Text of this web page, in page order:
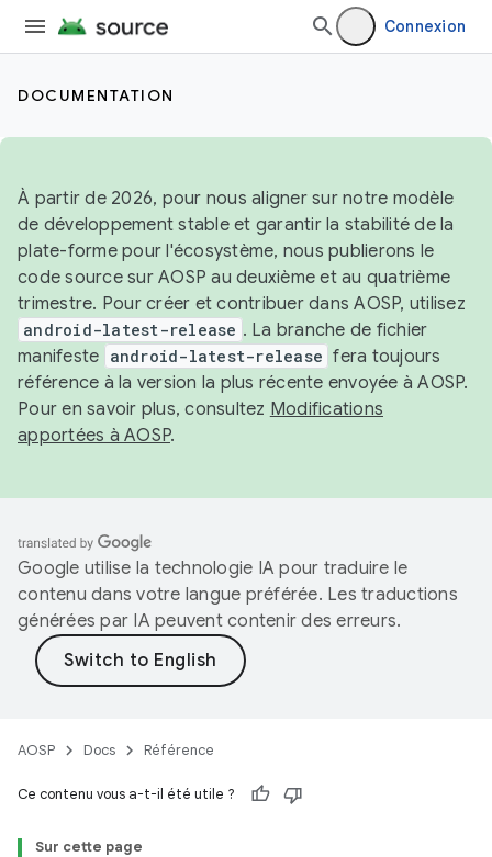
Connexion
DOCUMENTATION
À partir de 2026, pour nous aligner sur notre modèle
de développement stable et garantir la stabilité de la
plate-forme pour l'écosystème, nous publierons le
code source sur AOSP au deuxième et au quatrième
trimestre. Pour créer et contribuer dans AOSP, utilisez
android-latest-release . La branche de fichier
manifeste android-latest-release fera toujours
référence à la version la plus récente envoyée à AOSP.
Pour en savoir plus, consultez Modifications
apportées à AOSP.
Google utilise la technologie IA pour traduire le
contenu dans votre langue préférée. Les traductions
générées par IA peuvent contenir des erreurs.
AOSP Docs Référence
Ce contenu vous a-t-il été utile ?
Sur cette page